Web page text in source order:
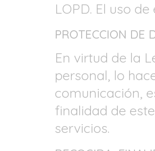
LOPD. El uso
PROTECCION DE
En virtud de la
personal, lo
comunicación,
finalidad de
servicios.